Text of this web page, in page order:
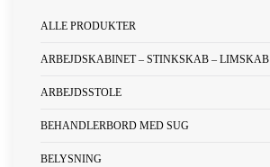
ALLE PRODUKTER
ARBEJDSKABINET – STINKSKAB – LIMSKAB
ARBEJDSSTOLE
BEHANDLERBORD MED SUG
BELYSNING